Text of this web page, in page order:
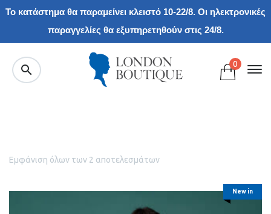
Το κατάστημα θα παραμείνει κλειστό 10-22/8. Οι ηλεκτρονικές
παραγγελίες θα εξυπηρετηθούν στις 24/8.
0
Εμφάνιση όλων των 2 αποτελεσμάτων
New in